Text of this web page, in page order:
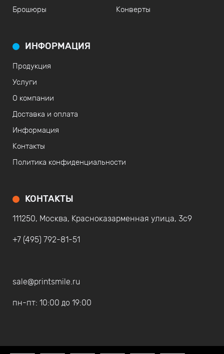
Брошюры
Конверты
ИНФОРМАЦИЯ
Продукция
Услуги
О компании
Доставка и оплата
Информация
Контакты
Политика конфиденциальности
КОНТАКТЫ
111250, Москва, Красноказарменная улица, 3с9
+7 (495) 792-81-51
sale@printsmile.ru
пн-пт: 10:00 до 19:00